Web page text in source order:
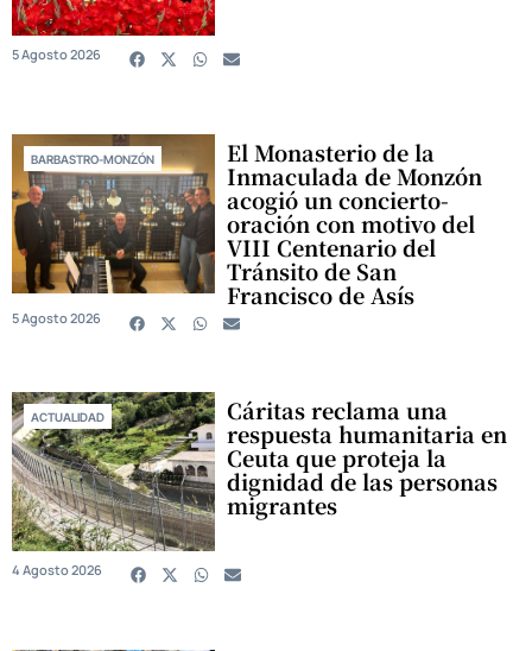
5 Agosto 2026
BARBASTRO-MONZÓN El Monasterio de la
Inmaculada de Monzón
acogió un concierto-
oración con motivo del
VIII Centenario del
Tránsito de San
Francisco de Asís
5 Agosto 2026
ACTUALIDAD Cáritas reclama una
respuesta humanitaria en
Ceuta que proteja la
dignidad de las personas
migrantes
4 Agosto 2026